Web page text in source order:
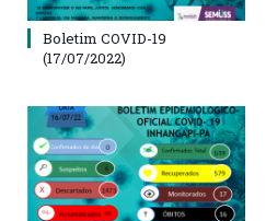
Boletim COVID-19
(17/07/2022)